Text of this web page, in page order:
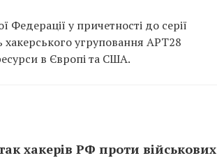
Федерації у причетності до серії
хакерського угруповання APT28
в Європі та США.
хакерів РФ проти військових